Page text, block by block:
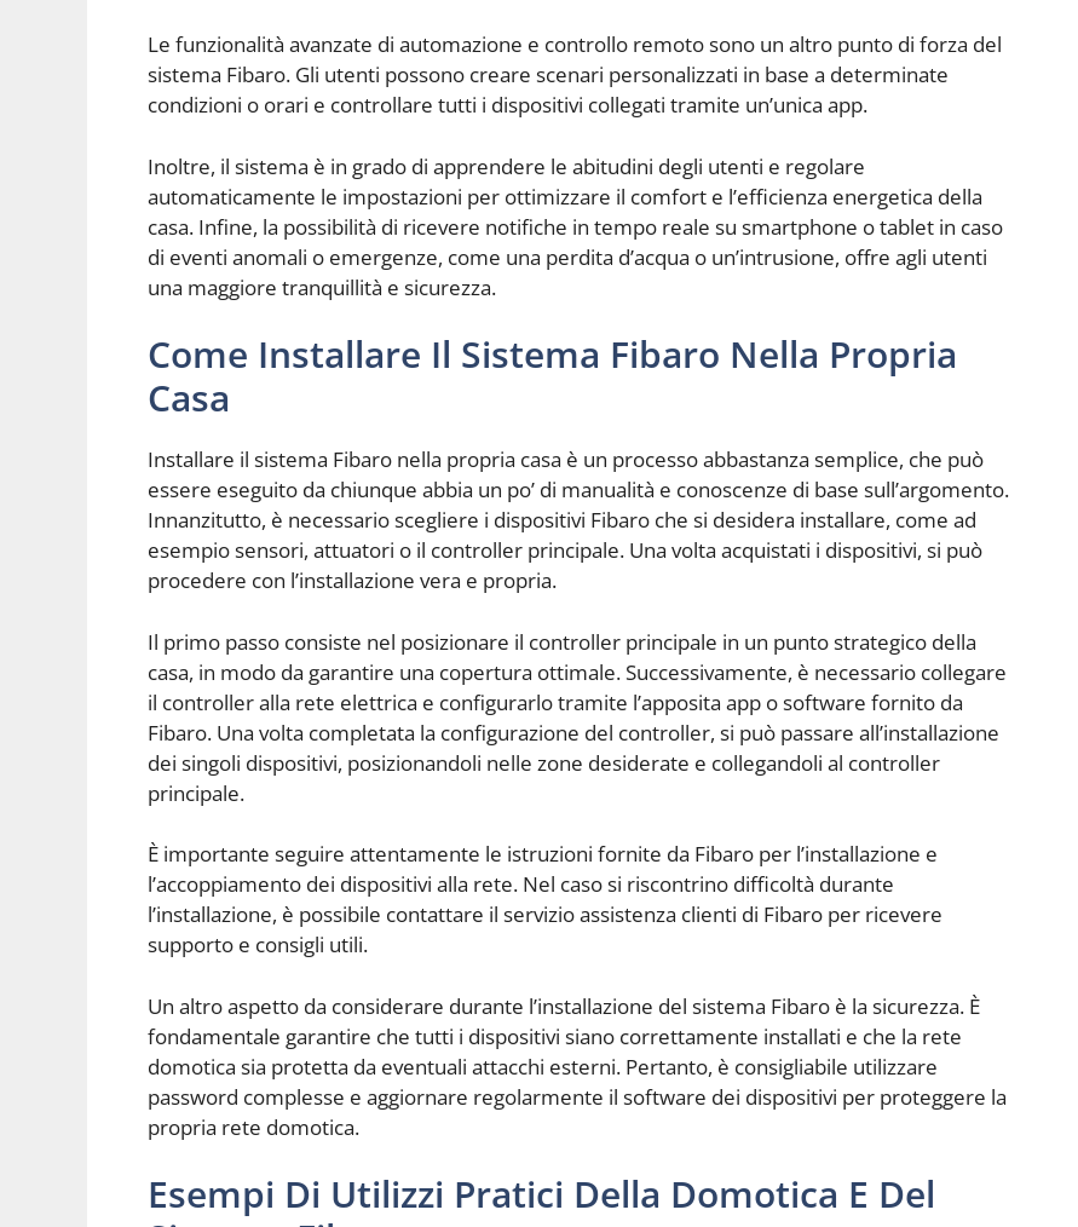
Le funzionalità avanzate di automazione e controllo remoto sono un altro punto di forza del
sistema Fibaro. Gli utenti possono creare scenari personalizzati in base a determinate
condizioni o orari e controllare tutti i dispositivi collegati tramite un’unica app.
Inoltre, il sistema è in grado di apprendere le abitudini degli utenti e regolare
automaticamente le impostazioni per ottimizzare il comfort e l’efficienza energetica della
casa. Infine, la possibilità di ricevere notifiche in tempo reale su smartphone o tablet in caso
di eventi anomali o emergenze, come una perdita d’acqua o un’intrusione, offre agli utenti
una maggiore tranquillità e sicurezza.
Come Installare Il Sistema Fibaro Nella Propria
Casa
Installare il sistema Fibaro nella propria casa è un processo abbastanza semplice, che può
essere eseguito da chiunque abbia un po’ di manualità e conoscenze di base sull’argomento.
Innanzitutto, è necessario scegliere i dispositivi Fibaro che si desidera installare, come ad
esempio sensori, attuatori o il controller principale. Una volta acquistati i dispositivi, si può
procedere con l’installazione vera e propria.
Il primo passo consiste nel posizionare il controller principale in un punto strategico della
casa, in modo da garantire una copertura ottimale. Successivamente, è necessario collegare
il controller alla rete elettrica e configurarlo tramite l’apposita app o software fornito da
Fibaro. Una volta completata la configurazione del controller, si può passare all’installazione
dei singoli dispositivi, posizionandoli nelle zone desiderate e collegandoli al controller
principale.
È importante seguire attentamente le istruzioni fornite da Fibaro per l’installazione e
l’accoppiamento dei dispositivi alla rete. Nel caso si riscontrino difficoltà durante
l’installazione, è possibile contattare il servizio assistenza clienti di Fibaro per ricevere
supporto e consigli utili.
Un altro aspetto da considerare durante l’installazione del sistema Fibaro è la sicurezza. È
fondamentale garantire che tutti i dispositivi siano correttamente installati e che la rete
domotica sia protetta da eventuali attacchi esterni. Pertanto, è consigliabile utilizzare
password complesse e aggiornare regolarmente il software dei dispositivi per proteggere la
propria rete domotica.
Esempi Di Utilizzi Pratici Della Domotica E Del